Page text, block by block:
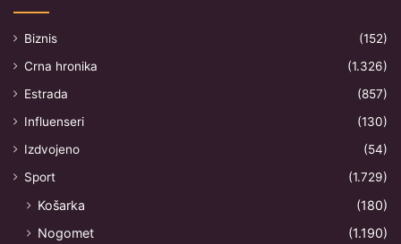
Biznis
(152)
Crna hronika
(1.326)
Estrada
(857)
Influenseri
(130)
Izdvojeno
(54)
Sport
(1.729)
Košarka
(180)
Nogomet
(1.190)